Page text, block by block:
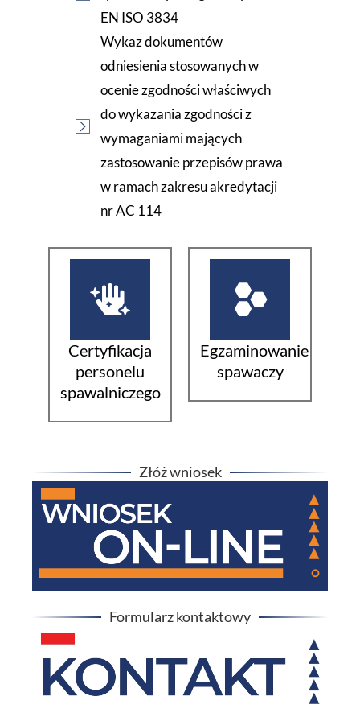
EN ISO 3834
Wykaz dokumentów
odniesienia stosowanych w
ocenie zgodności właściwych
do wykazania zgodności z
wymaganiami mających
zastosowanie przepisów prawa
w ramach zakresu akredytacji
nr AC 114
Certyfikacja
personelu
spawalniczego
Egzaminowanie
spawaczy
Złóż wniosek
Formularz kontaktowy